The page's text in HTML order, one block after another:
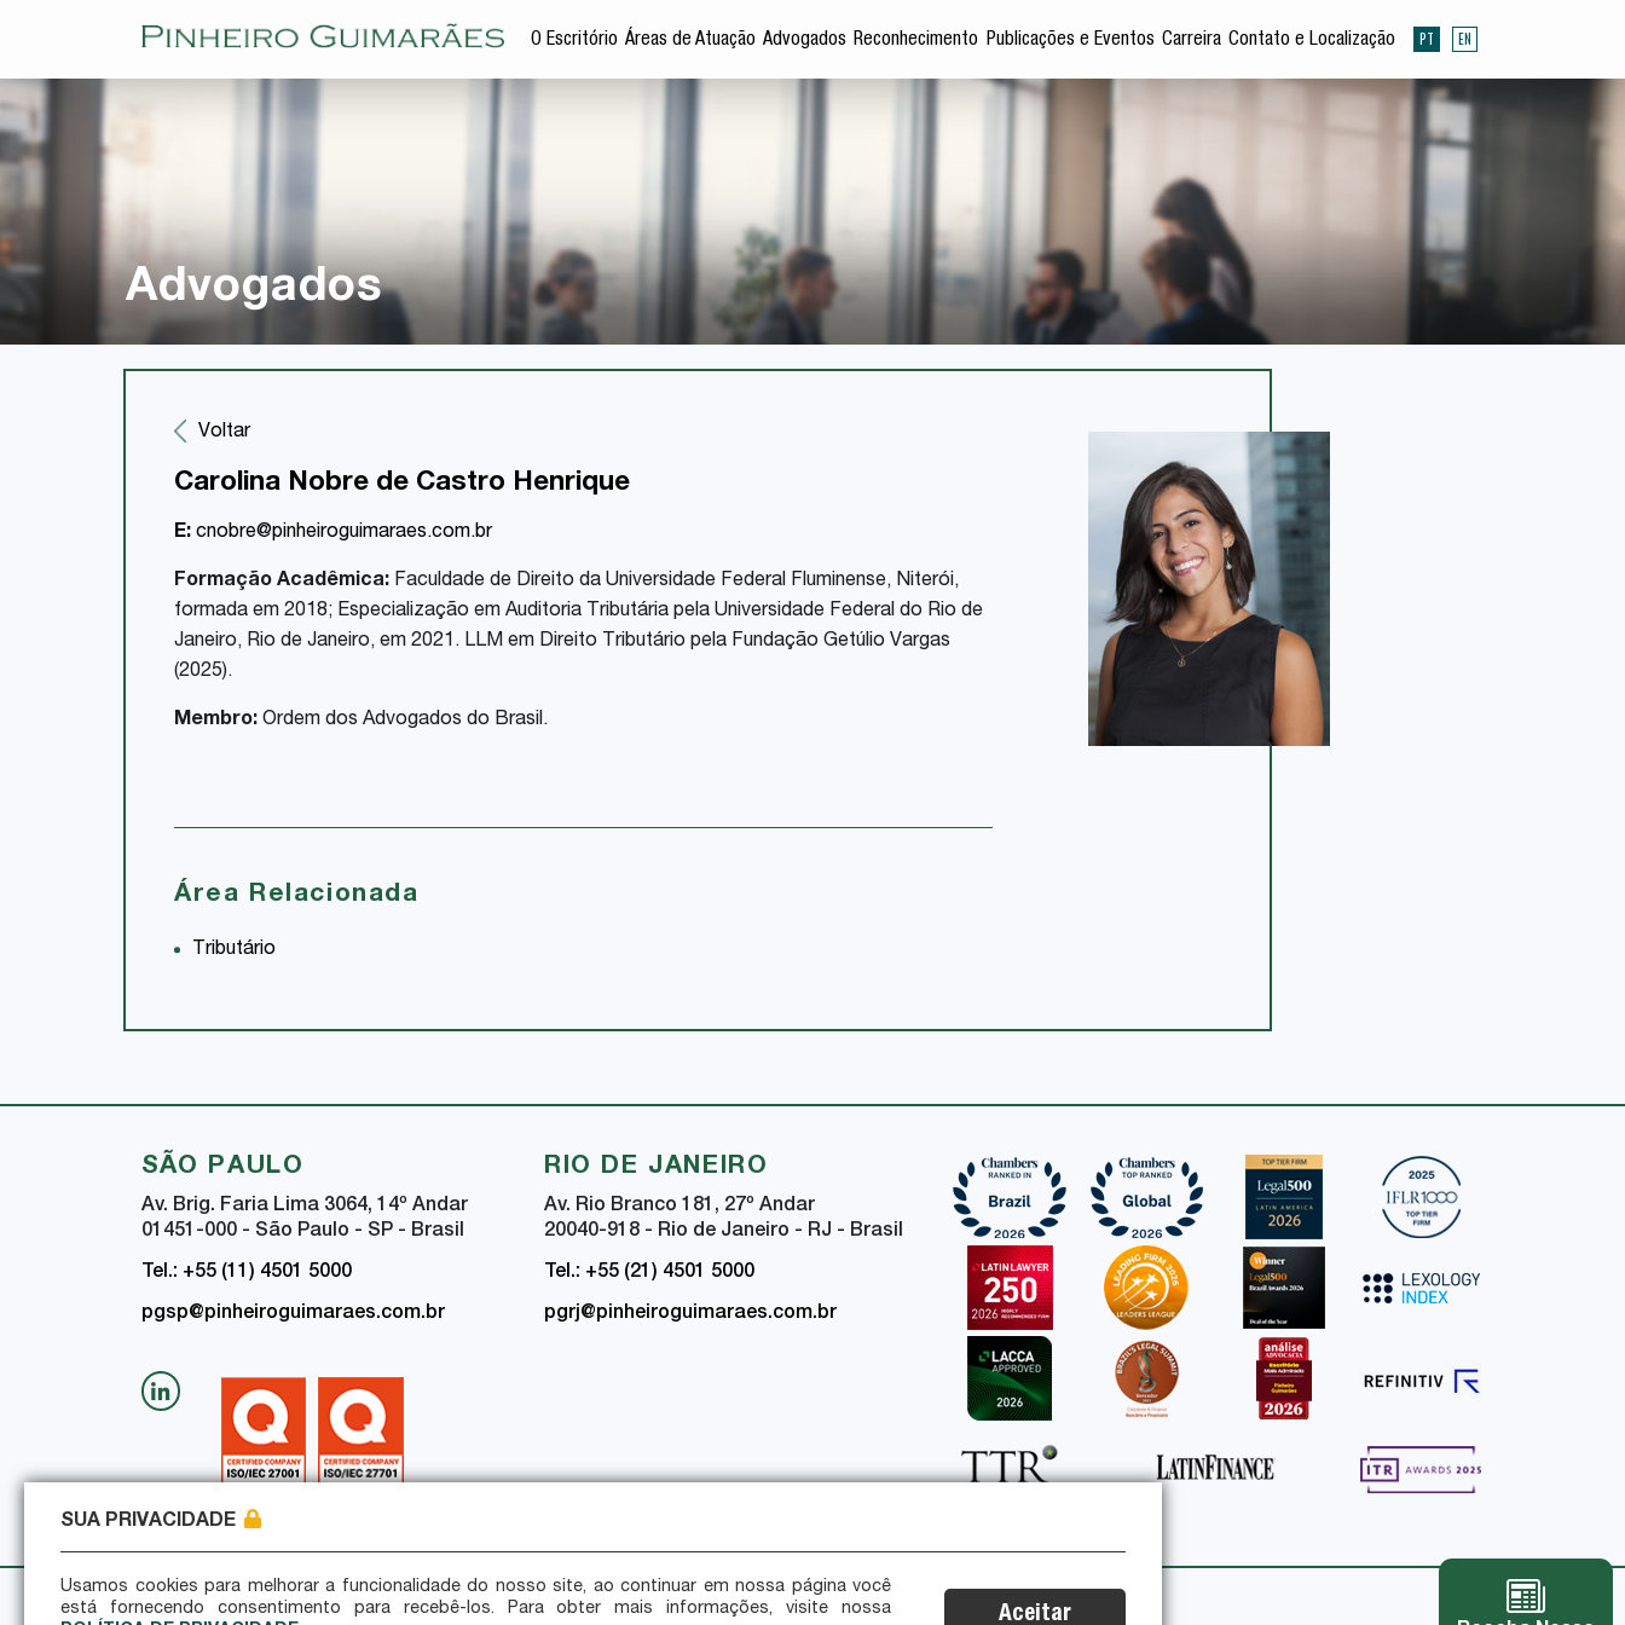
O Escritório Áreas de Atuação Advogados Reconhecimento Publicações e Eventos Carreira Contato e Localização PT EN
Advogados
Voltar
Carolina Nobre de Castro Henrique
E: cnobre@pinheiroguimaraes.com.br
Formação Acadêmica: Faculdade de Direito da Universidade Federal Fluminense, Niterói,
formada em 2018; Especialização em Auditoria Tributária pela Universidade Federal do Rio de
Janeiro, Rio de Janeiro, em 2021. LLM em Direito Tributário pela Fundação Getúlio Vargas
(2025).
Membro: Ordem dos Advogados do Brasil.
Área Relacionada
Tributário
SÃO PAULO
Av. Brig. Faria Lima 3064, 14º Andar
01451-000 - São Paulo - SP - Brasil
Tel.: +55 (11) 4501 5000
pgsp@pinheiroguimaraes.com.br
RIO DE JANEIRO
Av. Rio Branco 181, 27º Andar
20040-918 - Rio de Janeiro - RJ - Brasil
Tel.: +55 (21) 4501 5000
pgrj@pinheiroguimaraes.com.br
Política de Privacidade Política de Segurança da Informação
Certificações de Segurança e Privacidade
SUA PRIVACIDADE
Usamos cookies para melhorar a funcionalidade do nosso site, ao continuar em nossa página você
está fornecendo consentimento para recebê-los. Para obter mais informações, visite nossa
Aceitar